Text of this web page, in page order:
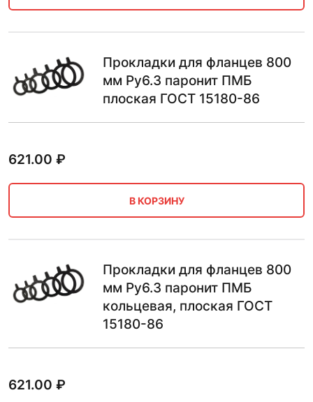
Прокладки для фланцев 800
мм Ру6.3 паронит ПМБ
плоская ГОСТ 15180-86
621.00 ₽
В КОРЗИНУ
Прокладки для фланцев 800
мм Ру6.3 паронит ПМБ
кольцевая, плоская ГОСТ
15180-86
621.00 ₽